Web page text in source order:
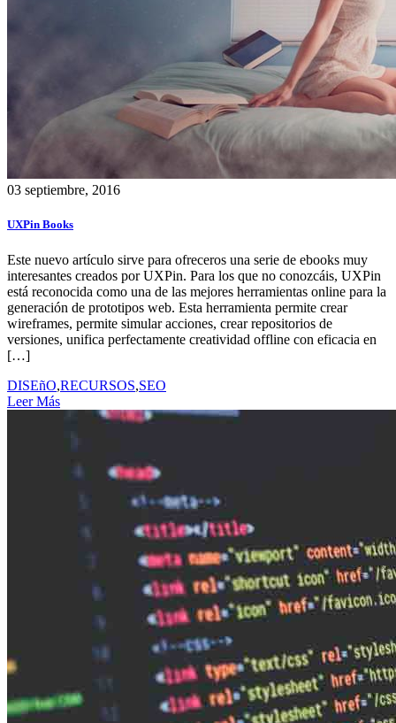
03 septiembre, 2016
UXPin Books
Este nuevo artículo sirve para ofreceros una serie de ebooks muy
interesantes creados por UXPin. Para los que no conozcáis, UXPin
está reconocida como una de las mejores herramientas online para la
generación de prototipos web. Esta herramienta permite crear
wireframes, permite simular acciones, crear repositorios de
versiones, unifica perfectamente creatividad offline con eficacia en
[…]
DISEñO,RECURSOS,SEO
Leer Más